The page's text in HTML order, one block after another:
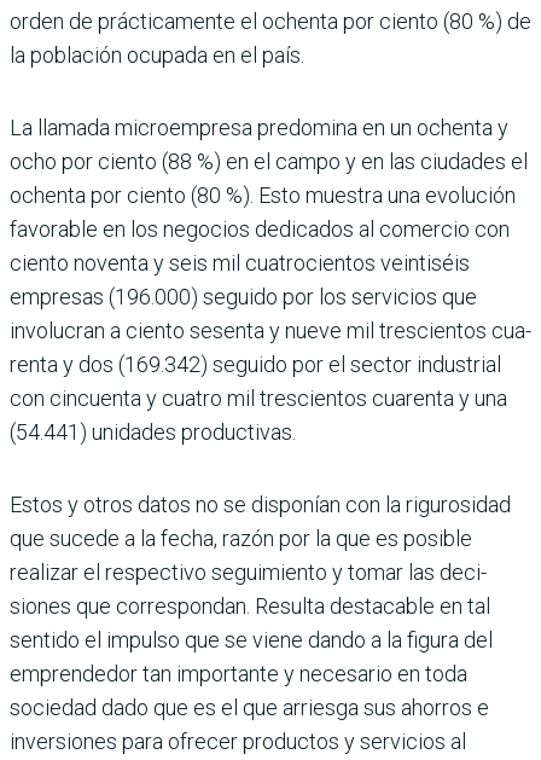
orden de prácticamente el ochenta por ciento (80 %) de
la población ocupada en el país.
La llamada microempresa predo­mina en un ochenta y
ocho por ciento (88 %) en el campo y en las ciudades el
ochenta por ciento (80 %). Esto mues­tra una evolución
favorable en los nego­cios dedicados al comercio con
ciento noventa y seis mil cuatrocientos vein­tiséis
empresas (196.000) seguido por los servicios que
involucran a ciento sesenta y nueve mil trescientos cua­
renta y dos (169.342) seguido por el sec­tor industrial
con cincuenta y cuatro mil trescientos cuarenta y una
(54.441) unidades productivas.
Estos y otros datos no se disponían con la rigurosidad
que sucede a la fecha, razón por la que es posible
realizar el respectivo seguimiento y tomar las deci­
siones que correspondan. Resulta des­tacable en tal
sentido el impulso que se viene dando a la figura del
emprende­dor tan importante y necesario en toda
sociedad dado que es el que arriesga sus ahorros e
inversiones para ofrecer pro­ductos y servicios al